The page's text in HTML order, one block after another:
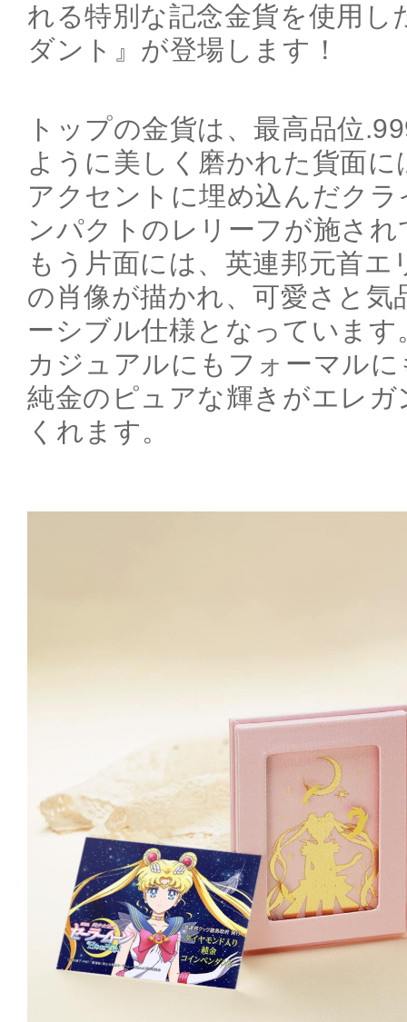
れる特別な記念金貨を使用し
ダント』が登場します！
トップの金貨は、最高品位
ように美しく磨かれた貨面
アクセントに埋め込んだク
ンパクトのレリーフが施さ
もう片面には、英連邦元首エ
の肖像が描かれ、可愛さと気
ーシブル仕様となっています
カジュアルにもフォーマル
純金のピュアな輝きがエレ
くれます。